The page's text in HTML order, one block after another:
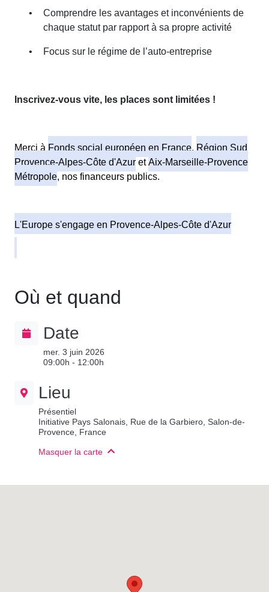
• Comprendre les avantages et inconvénients de
chaque statut par rapport à sa propre activité
• Focus sur le régime de l’auto-entreprise
Inscrivez-vous vite, les places sont limitées !
Merci àFonds social européen en France,Région Sud
Provence-Alpes-Côte d'AzuretAix-Marseille-Provence
Métropole, nos financeurs publics.
L'Europe s'engage en Provence-Alpes-Côte d'Azur
Où et quand
Date
mer. 3 juin 2026
09:00h - 12:00h
Lieu
Présentiel
Initiative Pays Salonais, Rue de la Garbiero, Salon-de-
Provence, France
Masquer la carte